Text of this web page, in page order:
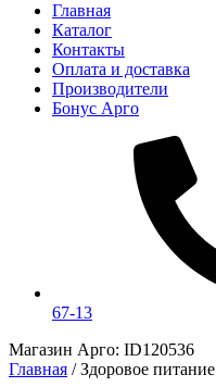
Главная
Каталог
Контакты
Оплата и доставка
Производители
Бонус Арго
67-13
Магазин Арго: ID120536
Главная / Здоровое питание